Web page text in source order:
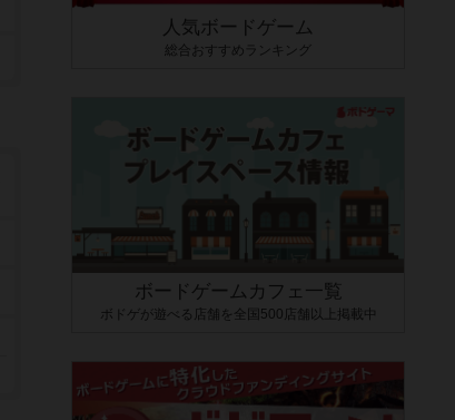
人気ボードゲーム
総合おすすめランキング
ボードゲームカフェ一覧
ボドゲが遊べる店舗を全国500店舗以上掲載中